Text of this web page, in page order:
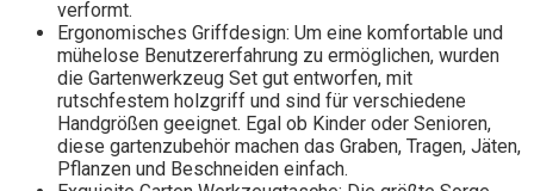
verformt.
Ergonomisches Griffdesign: Um eine komfortable und
mühelose Benutzererfahrung zu ermöglichen, wurden
die Gartenwerkzeug Set gut entworfen, mit
rutschfestem holzgriff und sind für verschiedene
Handgrößen geeignet. Egal ob Kinder oder Senioren,
diese gartenzubehör machen das Graben, Tragen, Jäten,
Pflanzen und Beschneiden einfach.